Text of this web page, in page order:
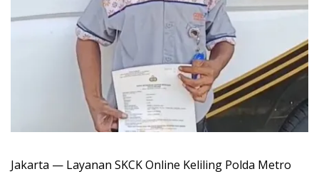
Jakarta — Layanan SKCK Online Keliling Polda Metro